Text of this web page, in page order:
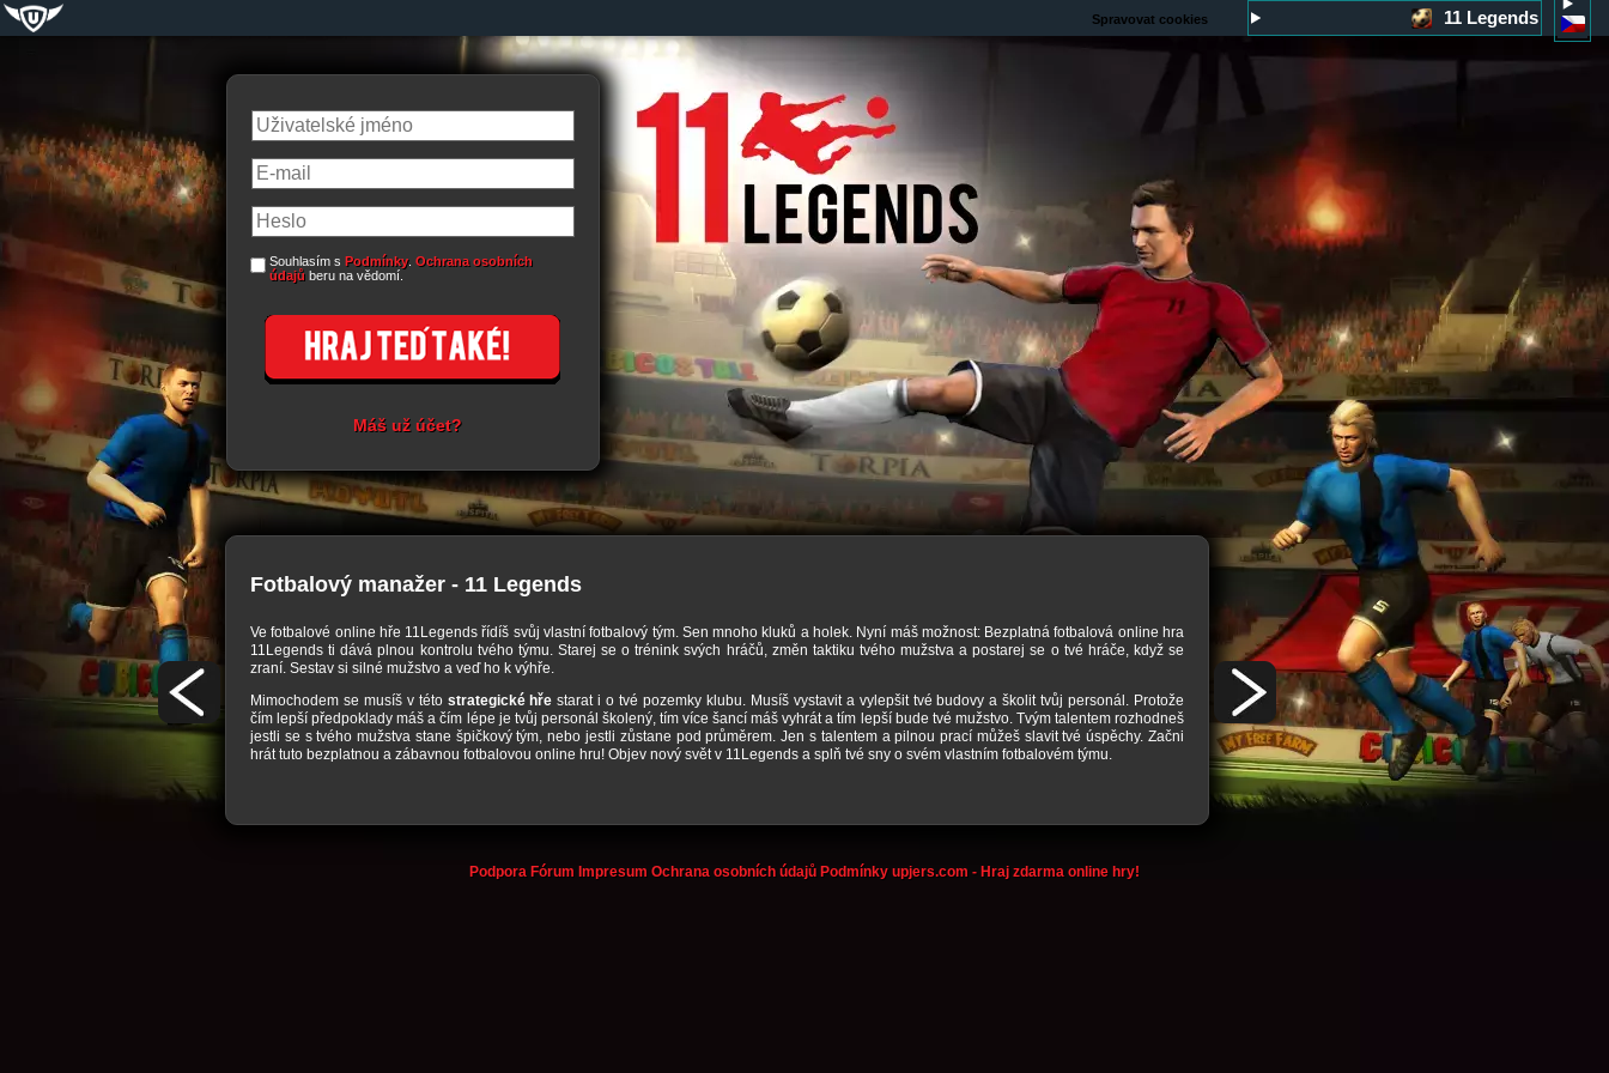
Spravovat cookies 11 Legends
Souhlasím s Podmínky. Ochrana osobních
údajů beru na vědomí.
Máš už účet?
Podpora Fórum Impresum Ochrana osobních údajů Podmínky upjers.com - Hraj zdarma online hry!
se o tvé mužstvo postarat.
Musíš se postarat aby byly v
dobrý trénink a vydělat si více
všech možností, ten tuto hru
Zde pak rozhoduje síla a taktika
Fotbalový manažer - 11 Legends
Ve fotbalové online hře 11Legends řídíš svůj vlastní fotbalový tým. Sen mnoho kluků a holek. Nyní máš možnost: Bezplatná fotbalová online hra
11Legends ti dává plnou kontrolu tvého týmu. Starej se o trénink svých hráčů, změn taktiku tvého mužstva a postarej se o tvé hráče, když se
zraní. Sestav si silné mužstvo a veď ho k výhře.
Mimochodem se musíš v této strategické hře starat i o tvé pozemky klubu. Musíš vystavit a vylepšit tvé budovy a školit tvůj personál. Protože
čím lepší předpoklady máš a čím lépe je tvůj personál školený, tím více šancí máš vyhrát a tím lepší bude tvé mužstvo. Tvým talentem rozhodneš
jestli se s tvého mužstva stane špičkový tým, nebo jestli zůstane pod průměrem. Jen s talentem a pilnou prací můžeš slavit tvé úspěchy. Začni
hrát tuto bezplatnou a zábavnou fotbalovou online hru! Objev nový svět v 11Legends a splň tvé sny o svém vlastním fotbalovém týmu.
Příběh k fotbalovému online manažeru
Je to malá katastrofa: Místní fotbalový klub se skoro
dopadnout, tomu tak je. Fanouškům už dochází trpělivost.
Vedení klubu se obrátí na tebe a prosí tě převzít pozici
šanci.
Všechno je již připraveno: Postarej se o dostatek tréninku a
aby mohli fanoušci tvého mužstva sledovat zápasy. Čím
klubu. Mimochodem můžeš s penězi si můžeš dokoupit
podaří toto mužstvo zachránit. Zkus tvé štěstí a stan se v